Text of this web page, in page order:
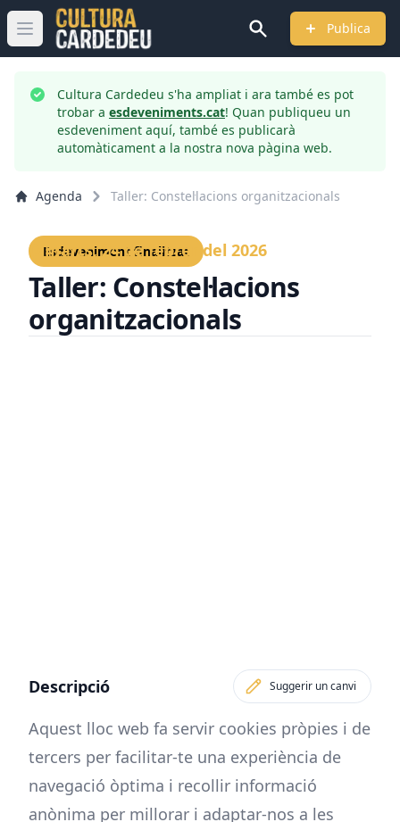
Obrir menú principal Publica
Cultura Cardedeu s'ha ampliat i ara també es pot
trobar a esdeveniments.cat! Quan publiqueu un
esdeveniment aquí, també es publicarà
automàticament a la nostra nova pàgina web.
Agenda Taller: Constel·lacions organitzacionals
Esdeveniment finalitzat
Dimarts, 24 de febrer del 2026
Taller: Constel·lacions
organitzacionals
Descripció Suggerir un canvi
Aquest lloc web fa servir cookies pròpies i de
tercers per facilitar-te una experiència de
navegació òptima i recollir informació
anònima per millorar i adaptar-nos a les